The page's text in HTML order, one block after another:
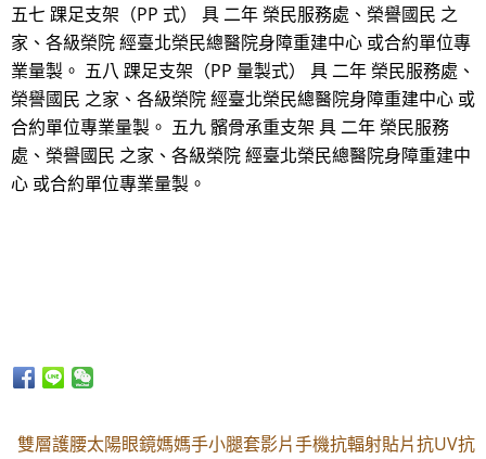
五七 踝足支架（PP 式） 具 二年 榮民服務處、榮譽國民 之
家、各級榮院 經臺北榮民總醫院身障重建中心 或合約單位專
業量製。 五八 踝足支架（PP 量製式） 具 二年 榮民服務處、
榮譽國民 之家、各級榮院 經臺北榮民總醫院身障重建中心 或
合約單位專業量製。 五九 髕骨承重支架 具 二年 榮民服務
處、榮譽國民 之家、各級榮院 經臺北榮民總醫院身障重建中
心 或合約單位專業量製。
雙層護腰太陽眼鏡媽媽手小腿套影片手機抗輻射貼片抗UV抗